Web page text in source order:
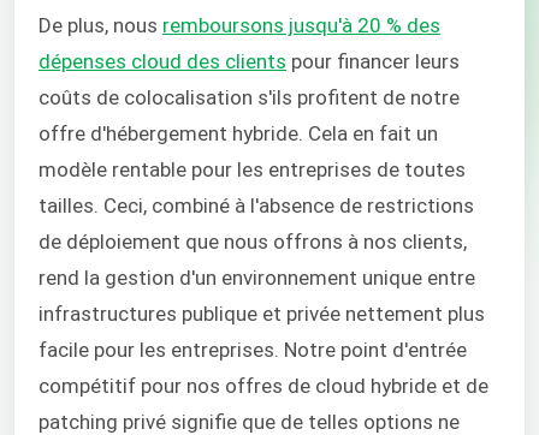
De plus, nous remboursons jusqu'à 20 % des
dépenses cloud des clients pour financer leurs
coûts de colocalisation s'ils profitent de notre
offre d'hébergement hybride. Cela en fait un
modèle rentable pour les entreprises de toutes
tailles. Ceci, combiné à l'absence de restrictions
de déploiement que nous offrons à nos clients,
rend la gestion d'un environnement unique entre
infrastructures publique et privée nettement plus
facile pour les entreprises. Notre point d'entrée
compétitif pour nos offres de cloud hybride et de
patching privé signifie que de telles options ne